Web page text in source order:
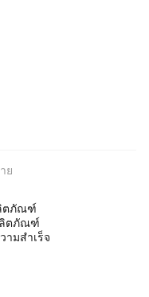
ย
ตภัณฑ์
ตภัณฑ์
ามสำเร็จ